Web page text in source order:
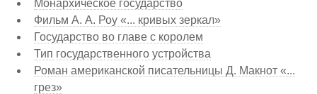
Монархическое государство
Фильм А. А. Роу «... кривых зеркал»
Государство во главе с королем
Тип государственного устройства
Роман американской писательницы Д. Макнот «...
грез»